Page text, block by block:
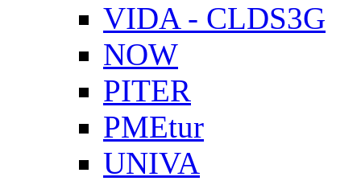
VIDA - CLDS3G
NOW
PITER
PMEtur
UNIVA